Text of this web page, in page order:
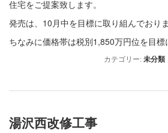
住宅をご提案致します。
発売は、10月中を目標に取り組んでおり
ちなみに価格帯は税別1,850万円位を目標
カテゴリー: 未分類
湯沢西改修工事